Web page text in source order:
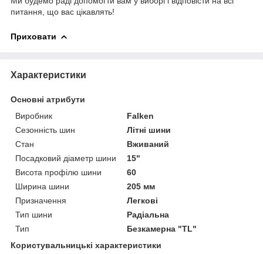
питання, що вас цікавлять!
Приховати
Характеристики
Основні атрибути
Виробник
Falken
Сезонність шин
Літні шини
Стан
Вживаний
Посадковий діаметр шини
15"
Висота профілю шини
60
Ширина шини
205 мм
Призначення
Легкові
Тип шини
Радіальна
Тип
Безкамерна "TL"
Користувальницькі характеристики